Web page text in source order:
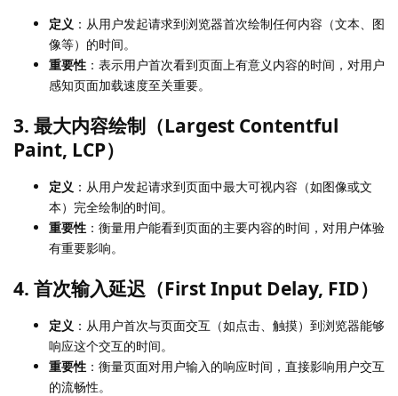
定义 ：从用户发起请求到浏览器首次绘制任何内容（文本、图
像等）的时间。
重要性 ：表示用户首次看到页面上有意义内容的时间，对用户
感知页面加载速度至关重要。
3. 最大内容绘制（Largest Contentful
Paint, LCP）
定义 ：从用户发起请求到页面中最大可视内容（如图像或文
本）完全绘制的时间。
重要性 ：衡量用户能看到页面的主要内容的时间，对用户体验
有重要影响。
4. 首次输入延迟（First Input Delay, FID）
定义 ：从用户首次与页面交互（如点击、触摸）到浏览器能够
响应这个交互的时间。
重要性 ：衡量页面对用户输入的响应时间，直接影响用户交互
的流畅性。